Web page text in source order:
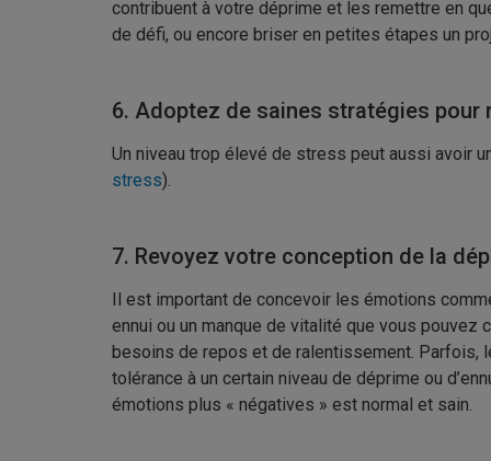
contribuent à votre déprime et les remettre en
de défi, ou encore briser en petites étapes un
6. Adoptez de saines stratégies pour
Un niveau trop élevé de stress peut aussi avoir
stress).
7. Revoyez votre conception de la
Il est important de concevoir les émotions
ennui ou un manque de vitalité que vous
besoins de repos et de ralentissement. Parfois,
tolérance à un certain niveau de déprime ou
émotions plus « négatives » est normal et sain.